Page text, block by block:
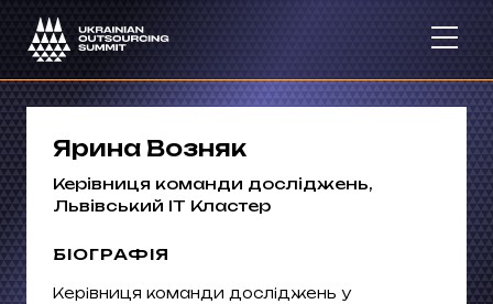
Ярина Возняк
Керівниця команди досліджень,
Львівський ІТ Кластер
БІОГРАФІЯ
Керівниця команди досліджень у